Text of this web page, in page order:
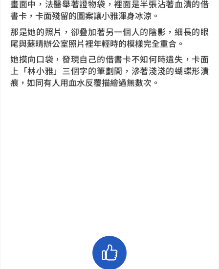
畫面中，法醫舉著證物袋，裡面是半張沾著血漬的借
書卡，卡面殘留的圖案讓小雅渾身冰涼。
那是她的照片，卻疊加著另一個人的陰影，細長的眼
尾與蘇晴辦公室照片裡年輕時的模樣完全重合。
她摸向口袋，發現自己的借書卡不知何時遺失，卡面
上「林小雅」三個字的筆劃間，滲著淺淺的蝴蝶形漬
痕，如同有人用血水反覆描繪過無數次。